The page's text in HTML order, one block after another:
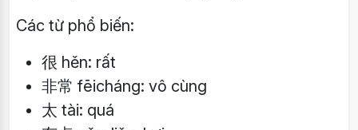
Các từ phổ biến:
很 hěn: rất
非常 fēicháng: vô cùng
太 tài: quá